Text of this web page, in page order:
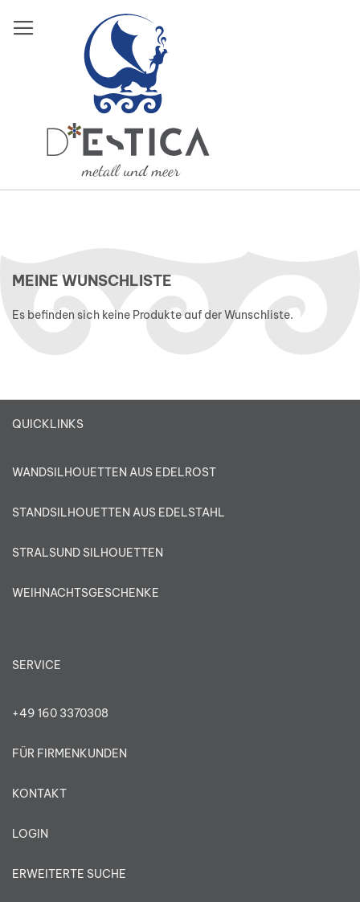
zum
Inhalt
Mein Warenkorb
MEINE WUNSCHLISTE
Es befinden sich keine Produkte auf der Wunschliste.
QUICKLINKS
WANDSILHOUETTEN AUS EDELROST
STANDSILHOUETTEN AUS EDELSTAHL
STRALSUND SILHOUETTEN
WEIHNACHTSGESCHENKE
SERVICE
+49 160 3370308
FÜR FIRMENKUNDEN
KONTAKT
LOGIN
ERWEITERTE SUCHE